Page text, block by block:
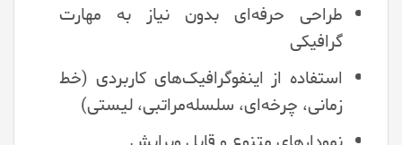
طراحی حرفه‌ای بدون نیاز به مهارت
گرافیکی
استفاده از اینفوگرافیک‌های کاربردی (خط
زمانی، چرخه‌ای، سلسله‌مراتبی، لیستی)